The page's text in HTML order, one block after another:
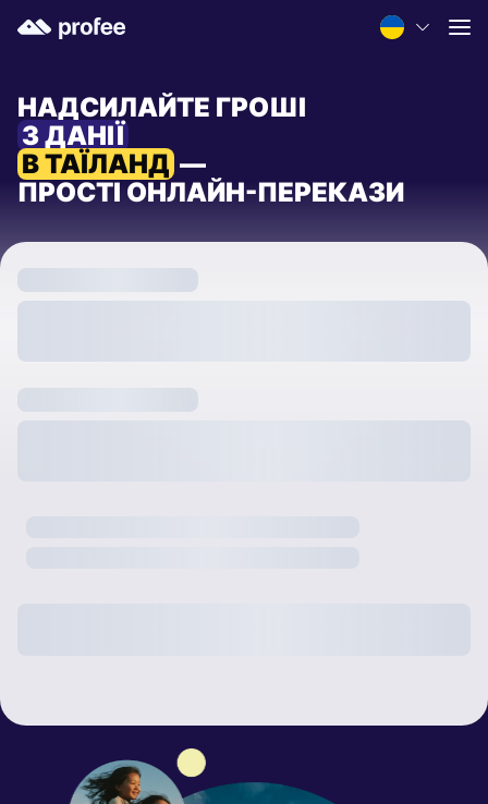
НАДСИЛАЙТЕ ГРОШІ
З ДАНІЇ
В ТАЇЛАНД —
ПРОСТІ ОНЛАЙН-ПЕРЕКАЗИ